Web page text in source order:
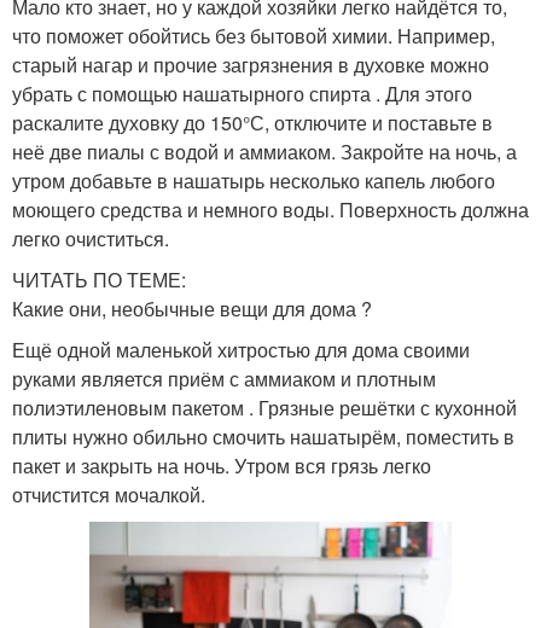
Мало кто знает, но у каждой хозяйки легко найдётся то,
что поможет обойтись без бытовой химии. Например,
старый нагар и прочие загрязнения в духовке можно
убрать с помощью нашатырного спирта . Для этого
раскалите духовку до 150°С, отключите и поставьте в
неё две пиалы с водой и аммиаком. Закройте на ночь, а
утром добавьте в нашатырь несколько капель любого
моющего средства и немного воды. Поверхность должна
легко очиститься.
ЧИТАТЬ ПО ТЕМЕ:
Какие они, необычные вещи для дома ?
Ещё одной маленькой хитростью для дома своими
руками является приём с аммиаком и плотным
полиэтиленовым пакетом . Грязные решётки с кухонной
плиты нужно обильно смочить нашатырём, поместить в
пакет и закрыть на ночь. Утром вся грязь легко
отчистится мочалкой.